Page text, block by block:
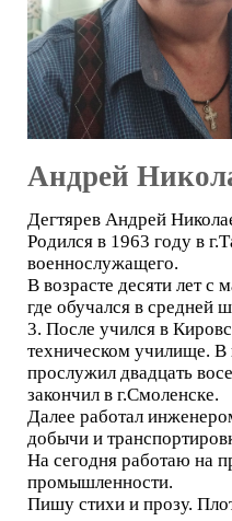
Андрей
Дегтярев Андрей
Родился в 1963 году в
военнослужащего.
В возрасте десяти лет с
где обучался в
3. После учился в
техническом училище.
прослужил двадцать
закончил в г.Смоленске.
Далее работал
добычи и
На сегодня работаю на
промышленности.
Пишу стихи и прозу.